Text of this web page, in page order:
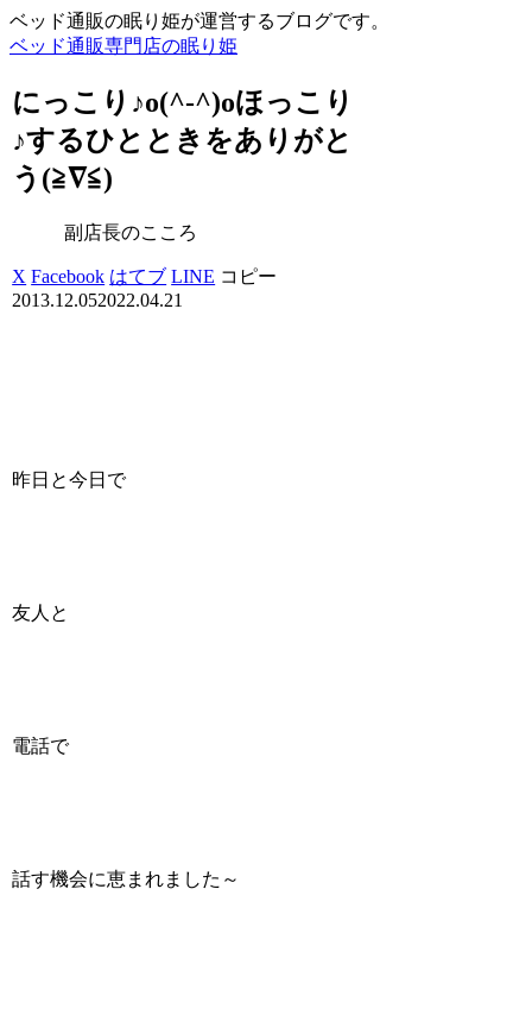
ベッド通販の眠り姫が運営するブログです。
ベッド通販専門店の眠り姫
にっこり♪o(^-^)oほっこり
♪するひとときをありがと
う(≧∇≦)
副店長のこころ
X Facebook はてブ LINE コピー
2013.12.052022.04.21
昨日と今日で
友人と
電話で
話す機会に恵まれました～